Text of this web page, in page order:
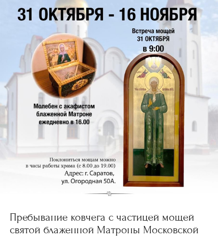
Пребывание ковчега с частицей мощей
святой блаженной Матроны Московской